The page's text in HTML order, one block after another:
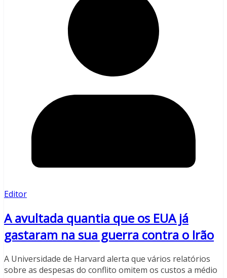
Editor
A avultada quantia que os EUA já
gastaram na sua guerra contra o Irão
A Universidade de Harvard alerta que vários relatórios
sobre as despesas do conflito omitem os custos a médio